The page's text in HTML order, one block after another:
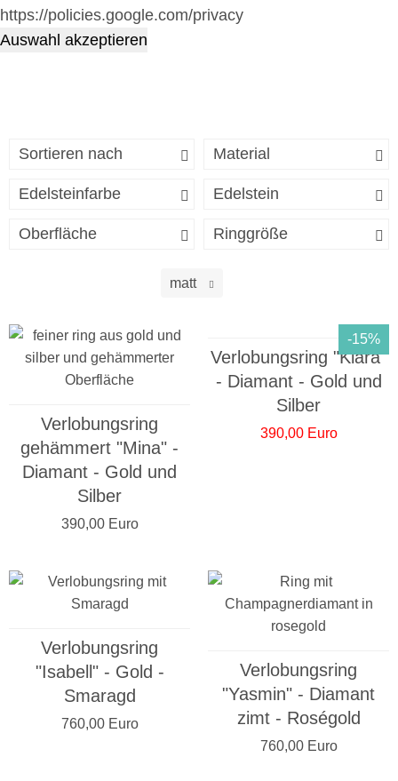
https://policies.google.com/privacy
Auswahl akzeptieren
Sortieren nach Material
Edelsteinfarbe Edelstein
Oberfläche Ringgröße
matt
Verlobungsring
gehämmert "Mina" -
Diamant - Gold und
Silber
390,00 Euro
Verlobungsring "Klara"
- Diamant - Gold und
Silber
-15%
390,00 Euro
Verlobungsring
"Isabell" - Gold -
Smaragd
760,00 Euro
Verlobungsring
"Yasmin" - Diamant
zimt - Roségold
760,00 Euro